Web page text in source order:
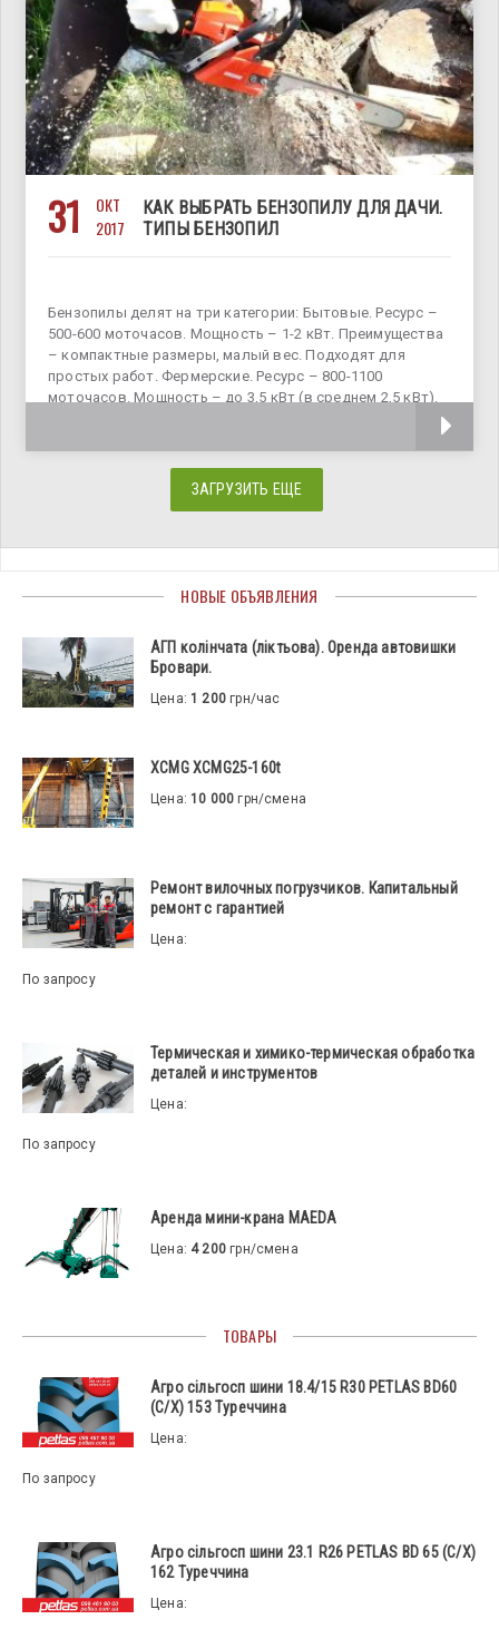
31
ОКТ
2017
КАК ВЫБРАТЬ БЕНЗОПИЛУ ДЛЯ ДАЧИ.
ТИПЫ БЕНЗОПИЛ
Бензопилы делят на три категории: Бытовые. Ресурс –
500-600 моточасов. Мощность – 1-2 кВт. Преимущества
– компактные размеры, малый вес. Подходят для
простых работ. Фермерские. Ресурс – 800-1100
моточасов. Мощность – до 3,5 кВт (в среднем 2,5 кВт).
ЗАГРУЗИТЬ ЕЩЕ
НОВЫЕ ОБЪЯВЛЕНИЯ
АГП колінчата (ліктьова). Оренда автовишки
Бровари.
Цена:1 200 грн/час
XCMG XCMG25-160t
Цена:10 000 грн/смена
Ремонт вилочных погрузчиков. Капитальный
ремонт с гарантией
Цена:
По запросу
Термическая и химико-термическая обработка
деталей и инструментов
Цена:
По запросу
Аренда мини-крана MAEDA
Цена: 4 200 грн/смена
ТОВАРЫ
Агро сільгосп шини 18.4/15 R30 PETLAS BD60
(С/Х) 153 Туреччина
Цена:
По запросу
Агро сільгосп шини 23.1 R26 PETLAS BD 65 (С/Х)
162 Туреччина
Цена: